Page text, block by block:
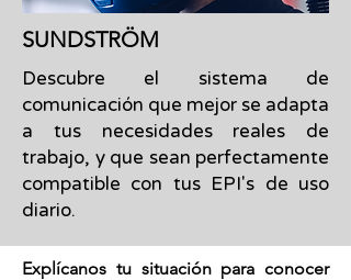
SUNDSTRÖM
Descubre el sistema de
comunicación que mejor se adapta
a tus necesidades reales de
trabajo, y que sean perfectamente
compatible con tus EPI's de uso
diario.
Explícanos tu situación para conocer